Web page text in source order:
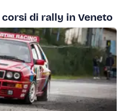
di rally in Veneto